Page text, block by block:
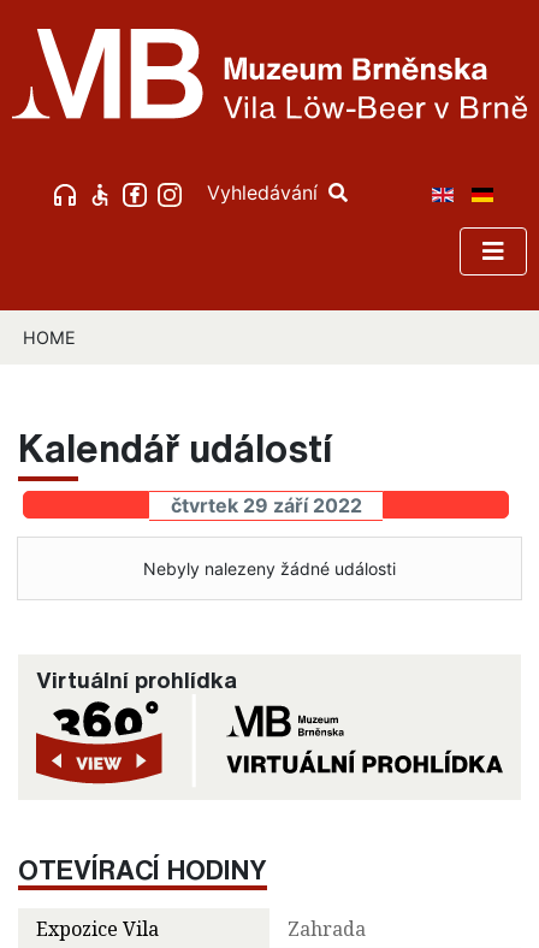
Vyhledávání
HOME
Kalendář událostí
čtvrtek 29 září 2022
Nebyly nalezeny žádné události
Virtuální prohlídka
OTEVÍRACÍ HODINY
Expozice Vila Zahrada